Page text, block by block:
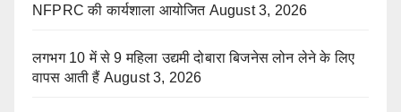
NFPRC की कार्यशाला आयोजित August 3, 2026
लगभग 10 में से 9 महिला उद्यमी दोबारा बिजनेस लोन लेने के लिए
वापस आती हैं August 3, 2026